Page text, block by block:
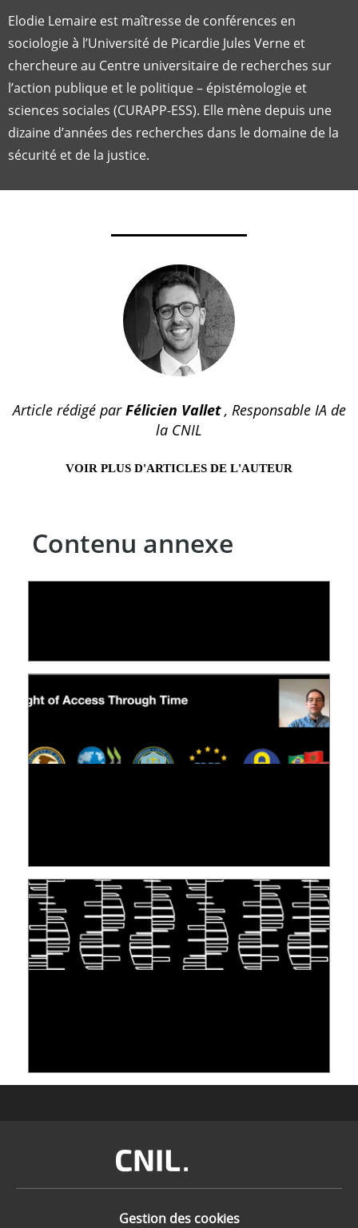
Elodie Lemaire est maîtresse de conférences en
sociologie à l’Université de Picardie Jules Verne et
chercheure au Centre universitaire de recherches sur
l’action publique et le politique – épistémologie et
sciences sociales (CURAPP-ESS). Elle mène depuis une
dizaine d’années des recherches dans le domaine de la
sécurité et de la justice.
Article rédigé parFélicien Vallet, Responsable IA de
la CNIL
VOIR PLUS D'ARTICLES DE L'AUTEUR
Contenu annexe
Image
Gestion des cookies